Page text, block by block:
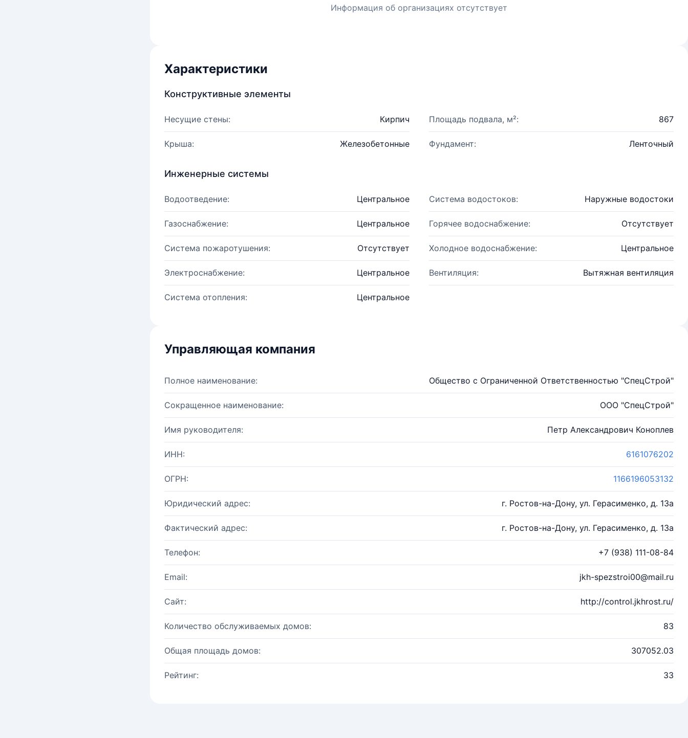
Информация об организациях отсутствует
Характеристики
Конструктивные элементы
Несущие стены: Кирпич Площадь подвала, м²: 867
Крыша: Железобетонные Фундамент: Ленточный
Инженерные системы
Водоотведение: Центральное Система водостоков: Наружные водостоки
Газоснабжение: Центральное Горячее водоснабжение: Отсутствует
Система пожаротушения: Отсутствует Холодное водоснабжение: Центральное
Электроснабжение: Центральное Вентиляция: Вытяжная вентиляция
Система отопления: Центральное
Управляющая компания
Полное наименование: Общество с Ограниченной Ответственностью "СпецСтрой"
Сокращенное наименование: ООО "СпецСтрой"
Имя руководителя: Петр Александрович Коноплев
ИНН: 6161076202
ОГРН: 1166196053132
Юридический адрес: г. Ростов-на-Дону, ул. Герасименко, д. 13а
Фактический адрес: г. Ростов-на-Дону, ул. Герасименко, д. 13а
Телефон: +7 (938) 111-08-84
Email: jkh-spezstroi00@mail.ru
Сайт: http://control.jkhrost.ru/
Количество обслуживаемых домов: 83
Общая площадь домов: 307052.03
Рейтинг: 33